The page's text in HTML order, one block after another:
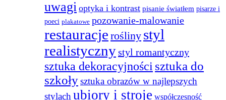
uwagi optyka i kontrast pisanie światłem pisarze i
poeci plakatowe pozowanie-malowanie
restauracje rośliny styl
realistycznystyl romantyczny
sztuka dekoracyjności sztuka do
szkołysztuka obrazów w najlepszych
stylach ubiory i stroje współczesność